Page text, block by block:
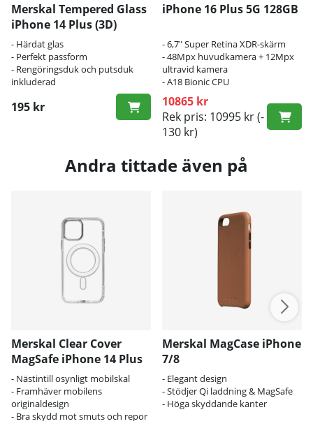
Merskal Tempered Glass
iPhone 14 Plus (3D)
- Härdat glas
- Perfekt passform
- Rengöringsduk och putsduk
inkluderad
195 kr
iPhone 16 Plus 5G 128GB
- 6,7" Super Retina XDR-skärm
- 48Mpx huvudkamera + 12Mpx
ultravid kamera
- A18 Bionic CPU
10865 kr
Rek pris: 10995 kr(-
130 kr)
Andra tittade även på
Merskal Clear Cover
MagSafe iPhone 14 Plus
- Nästintill osynligt mobilskal
- Framhäver mobilens
originaldesign
- Bra skydd mot smuts och repor
Merskal MagCase iPhone
7/8
- Elegant design
- Stödjer Qi laddning & MagSafe
- Höga skyddande kanter